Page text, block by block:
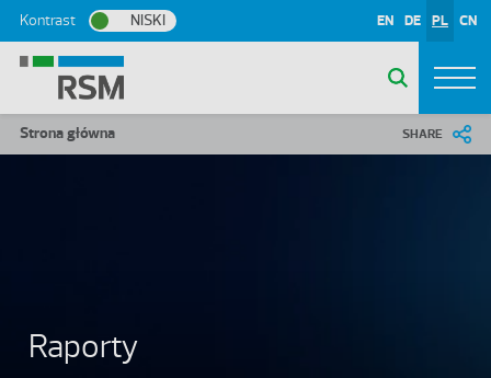
Przejdź do treści
Kontrast NISKI EN DE PL CN
Ścieżka nawigacyjna
Strona główna SHARE
Raporty